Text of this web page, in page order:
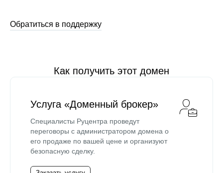
Обратиться в поддержку
Как получить этот домен
Услуга «Доменный брокер»
Специалисты Руцентра проведут
переговоры с администратором домена о
его продаже по вашей цене и организуют
безопасную сделку.